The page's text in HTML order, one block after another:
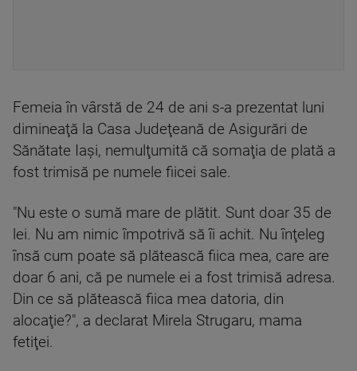
Femeia în vârstă de 24 de ani s-a prezentat luni
dimineaţă la Casa Judeţeană de Asigurări de
Sănătate Iaşi, nemulţumită că somaţia de plată a
fost trimisă pe numele fiicei sale.
"Nu este o sumă mare de plătit. Sunt doar 35 de
lei. Nu am nimic împotrivă să îi achit. Nu înţeleg
însă cum poate să plătească fiica mea, care are
doar 6 ani, că pe numele ei a fost trimisă adresa.
Din ce să plătească fiica mea datoria, din
alocaţie?", a declarat Mirela Strugaru, mama
fetiţei.